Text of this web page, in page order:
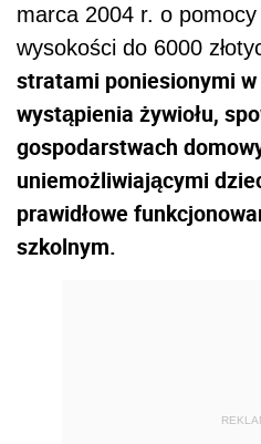
marca 2004 r. o pomocy
wysokości do 6000
stratami poniesionymi w
wystąpienia żywiołu,
gospodarstwach
uniemożliwiającymi
prawidłowe
szkolnym.